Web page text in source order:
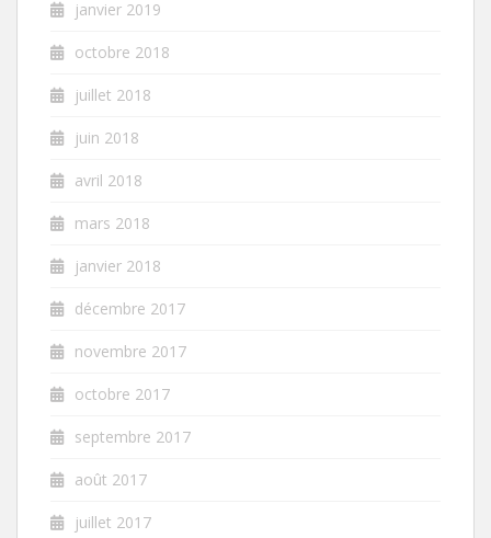
janvier 2019
octobre 2018
juillet 2018
juin 2018
avril 2018
mars 2018
janvier 2018
décembre 2017
novembre 2017
octobre 2017
septembre 2017
août 2017
juillet 2017